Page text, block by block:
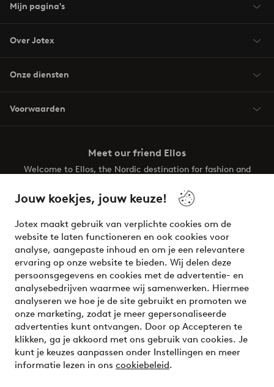
Jouw koekjes, jouw keuze!
Jotex maakt gebruik van verplichte cookies om de
website te laten functioneren en ook cookies voor
analyse, aangepaste inhoud en om je een relevantere
ervaring op onze website te bieden. Wij delen deze
persoonsgegevens en cookies met de advertentie- en
analysebedrijven waarmee wij samenwerken. Hiermee
analyseren we hoe je de site gebruikt en promoten we
onze marketing, zodat je meer gepersonaliseerde
advertenties kunt ontvangen. Door op Accepteren te
klikken, ga je akkoord met ons gebruik van cookies. Je
kunt je keuzes aanpassen onder Instellingen en meer
informatie lezen in ons cookiebeleid.
Mijn pagina's
Over Jotex
Onze diensten
Voorwaarden
Meet our friend Ellos
Welcome to Ellos, the Nordic destination for fashion and
your wardrobe. Your next inspiring look is here!
Veilig betalen - Nu betalen of opsplitsen
Wil je meer weten over onze betaalopties?